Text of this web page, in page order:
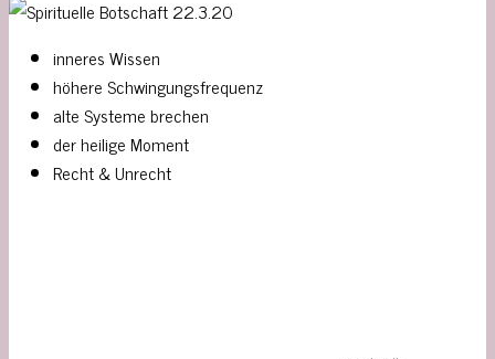
inneres Wissen
höhere Schwingungsfrequenz
alte Systeme brechen
der heilige Moment
Recht & Unrecht